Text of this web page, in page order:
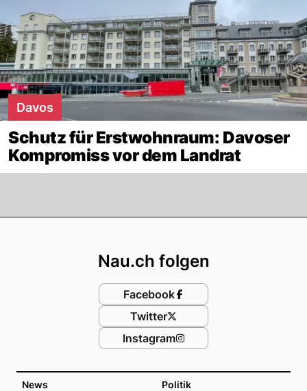
Davos
Schutz für Erstwohnraum: Davoser
Kompromiss vor dem Landrat
News Politik
Nau.ch folgen
Facebook
Twitter
Instagram